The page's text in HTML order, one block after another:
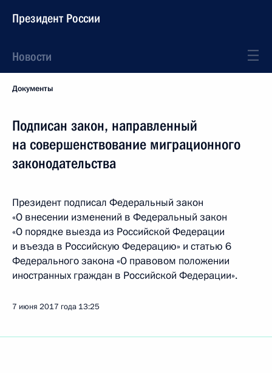
Президент России
Новости
Документы
Подписан закон, направленный
на совершенствование миграционного
законодательства
Президент подписал Федеральный закон
«О внесении изменений в Федеральный закон
«О порядке выезда из Российской Федерации
и въезда в Российскую Федерацию» и статью 6
Федерального закона «О правовом положении
иностранных граждан в Российской Федерации».
7 июня 2017 года 13:25